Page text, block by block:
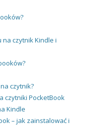
na czytnik Kindle i
czytnik?
czytniki PocketBook
Kindle
– jak zainstalować i